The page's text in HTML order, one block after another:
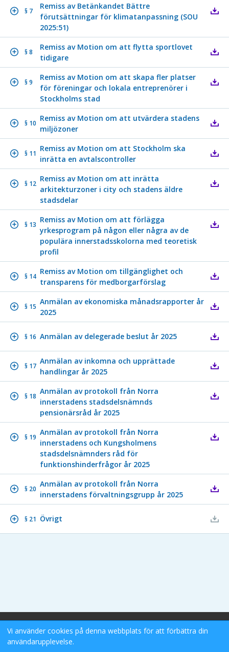
§ 7
Remiss av Betänkandet Bättre
förutsättningar för klimatanpassning (SOU
2025:51)
§ 8
Remiss av Motion om att flytta sportlovet
tidigare
§ 9
Remiss av Motion om att skapa fler platser
för föreningar och lokala entreprenörer i
Stockholms stad
§ 10
Remiss av Motion om att utvärdera stadens
miljözoner
§ 11
Remiss av Motion om att Stockholm ska
inrätta en avtalscontroller
§ 12
Remiss av Motion om att inrätta
arkitekturzoner i city och stadens äldre
stadsdelar
§ 13
Remiss av Motion om att förlägga
yrkesprogram på någon eller några av de
populära innerstadsskolorna med teoretisk
profil
§ 14
Remiss av Motion om tillgänglighet och
transparens för medborgarförslag
§ 15
Anmälan av ekonomiska månadsrapporter år
2025
§ 16 Anmälan av delegerade beslut år 2025
§ 17
Anmälan av inkomna och upprättade
handlingar år 2025
§ 18
Anmälan av protokoll från Norra
innerstadens stadsdelsnämnds
pensionärsråd år 2025
§ 19
Anmälan av protokoll från Norra
innerstadens och Kungsholmens
stadsdelsnämnders råd för
funktionshinderfrågor år 2025
§ 20
Anmälan av protokoll från Norra
innerstadens förvaltningsgrupp år 2025
§ 21 Övrigt
Stockholms Stad eDok Meetings
Vi använder cookies på denna webbplats för att förbättra din
användarupplevelse.